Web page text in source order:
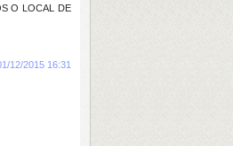
O LOCAL DE
12/2015 16:31